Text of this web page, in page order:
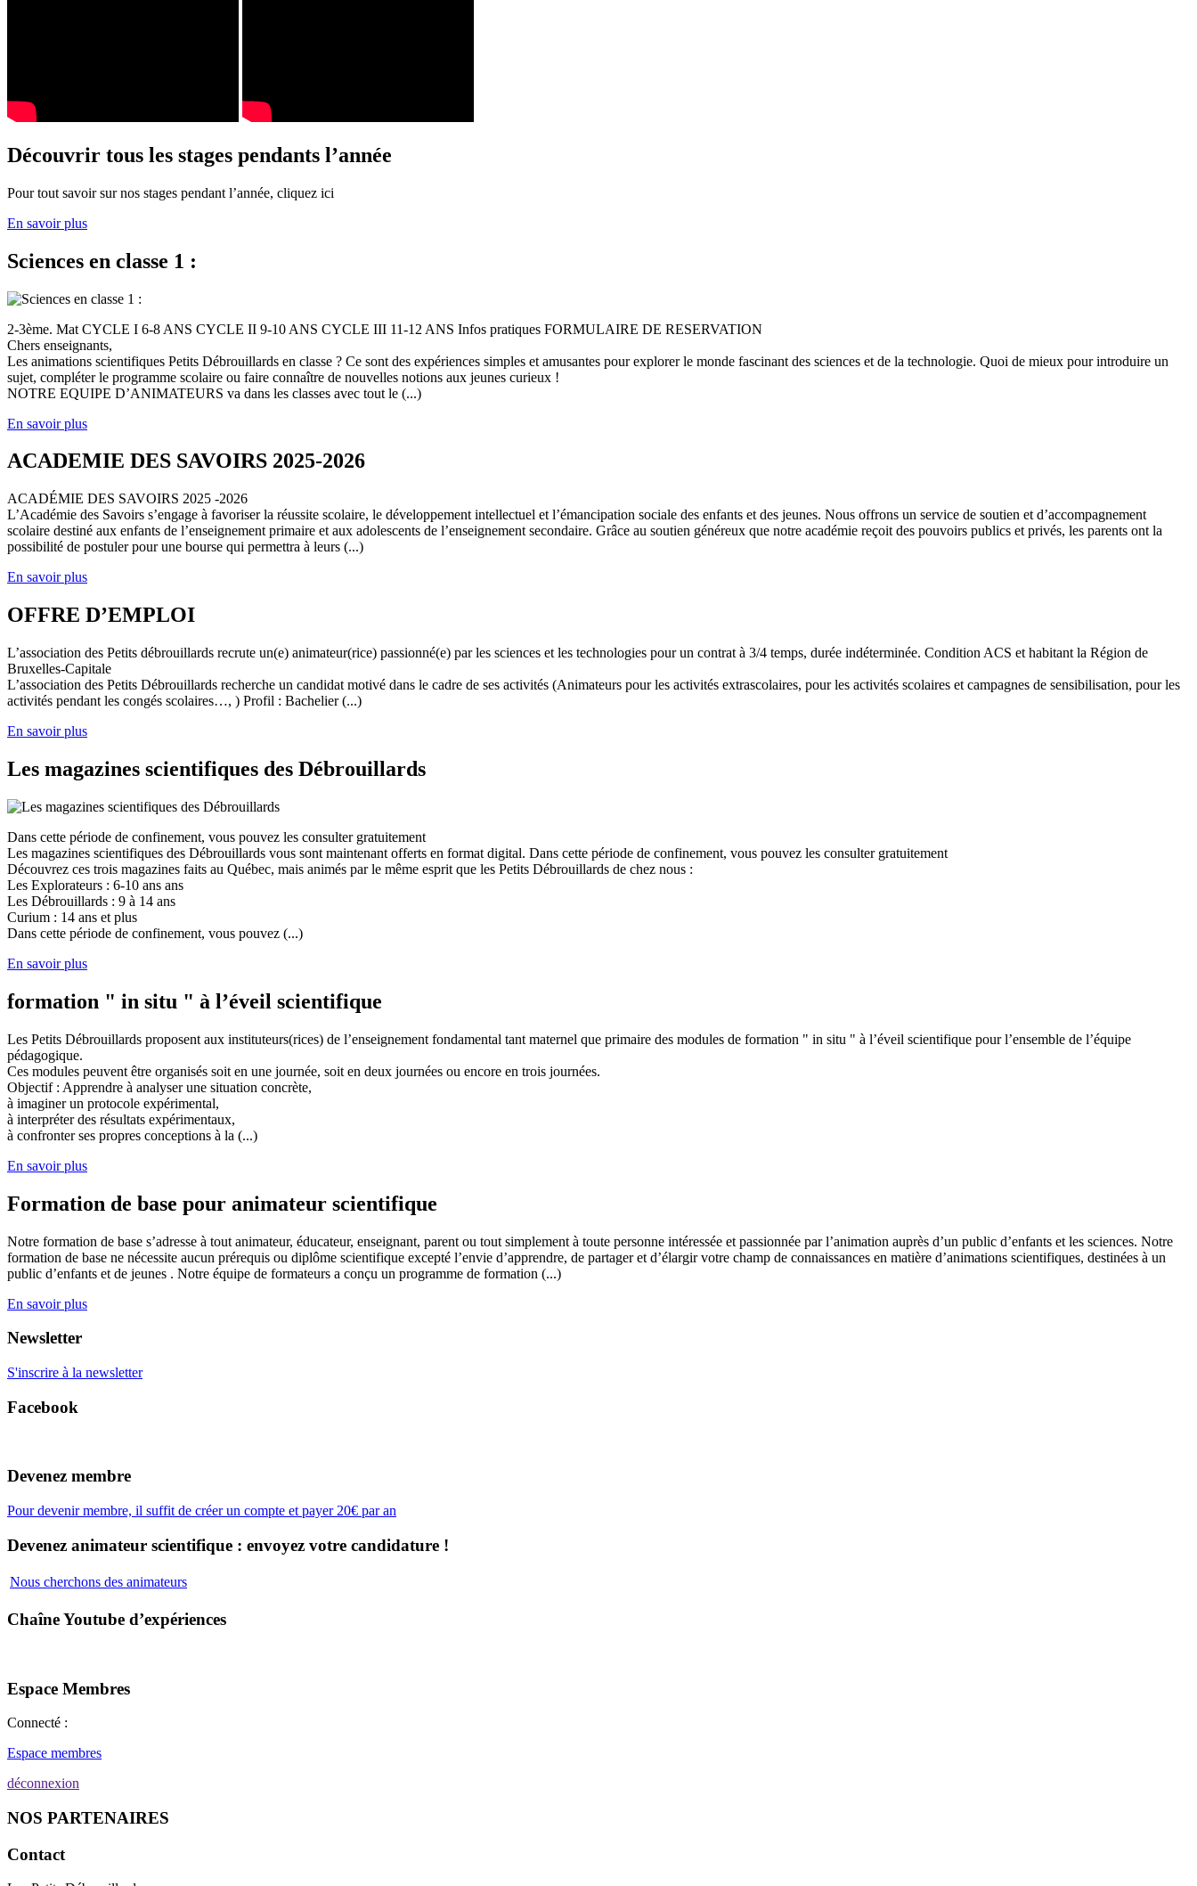
Découvrir tous les stages pendants l’année
Pour tout savoir sur nos stages pendant l’année, cliquez ici
En savoir plus
Sciences en classe 1 :
2-3ème. Mat CYCLE I 6-8 ANS CYCLE II 9-10 ANS CYCLE III 11-12 ANS Infos pratiques FORMULAIRE DE RESERVATION
Chers enseignants,
Les animations scientifiques Petits Débrouillards en classe ? Ce sont des expériences simples et amusantes pour explorer le monde fascinant des sciences et de la technologie. Quoi de mieux pour introduire un
sujet, compléter le programme scolaire ou faire connaître de nouvelles notions aux jeunes curieux !
NOTRE EQUIPE D’ANIMATEURS va dans les classes avec tout le (...)
En savoir plus
ACADEMIE DES SAVOIRS 2025-2026
ACADÉMIE DES SAVOIRS 2025 -2026
L’Académie des Savoirs s’engage à favoriser la réussite scolaire, le développement intellectuel et l’émancipation sociale des enfants et des jeunes. Nous offrons un service de soutien et d’accompagnement
scolaire destiné aux enfants de l’enseignement primaire et aux adolescents de l’enseignement secondaire. Grâce au soutien généreux que notre académie reçoit des pouvoirs publics et privés, les parents ont la
possibilité de postuler pour une bourse qui permettra à leurs (...)
En savoir plus
OFFRE D’EMPLOI
L’association des Petits débrouillards recrute un(e) animateur(rice) passionné(e) par les sciences et les technologies pour un contrat à 3/4 temps, durée indéterminée. Condition ACS et habitant la Région de
Bruxelles-Capitale
L’association des Petits Débrouillards recherche un candidat motivé dans le cadre de ses activités (Animateurs pour les activités extrascolaires, pour les activités scolaires et campagnes de sensibilisation, pour les
activités pendant les congés scolaires…, ) Profil : Bachelier (...)
En savoir plus
Les magazines scientifiques des Débrouillards
Dans cette période de confinement, vous pouvez les consulter gratuitement
Les magazines scientifiques des Débrouillards vous sont maintenant offerts en format digital. Dans cette période de confinement, vous pouvez les consulter gratuitement
Découvrez ces trois magazines faits au Québec, mais animés par le même esprit que les Petits Débrouillards de chez nous :
Les Explorateurs : 6-10 ans ans
Les Débrouillards : 9 à 14 ans
Curium : 14 ans et plus
Dans cette période de confinement, vous pouvez (...)
En savoir plus
formation " in situ " à l’éveil scientifique
Les Petits Débrouillards proposent aux instituteurs(rices) de l’enseignement fondamental tant maternel que primaire des modules de formation " in situ " à l’éveil scientifique pour l’ensemble de l’équipe
pédagogique.
Ces modules peuvent être organisés soit en une journée, soit en deux journées ou encore en trois journées.
Objectif : Apprendre à analyser une situation concrète,
à imaginer un protocole expérimental,
à interpréter des résultats expérimentaux,
à confronter ses propres conceptions à la (...)
En savoir plus
Formation de base pour animateur scientifique
Notre formation de base s’adresse à tout animateur, éducateur, enseignant, parent ou tout simplement à toute personne intéressée et passionnée par l’animation auprès d’un public d’enfants et les sciences. Notre
formation de base ne nécessite aucun prérequis ou diplôme scientifique excepté l’envie d’apprendre, de partager et d’élargir votre champ de connaissances en matière d’animations scientifiques, destinées à un
public d’enfants et de jeunes . Notre équipe de formateurs a conçu un programme de formation (...)
En savoir plus
Newsletter
S'inscrire à la newsletter
Facebook
Devenez membre
Pour devenir membre, il suffit de créer un compte et payer 20€ par an
Devenez animateur scientifique : envoyez votre candidature !
Nous cherchons des animateurs
Chaîne Youtube d’expériences
Espace Membres
Connecté :
Espace membres
déconnexion
NOS PARTENAIRES
Contact